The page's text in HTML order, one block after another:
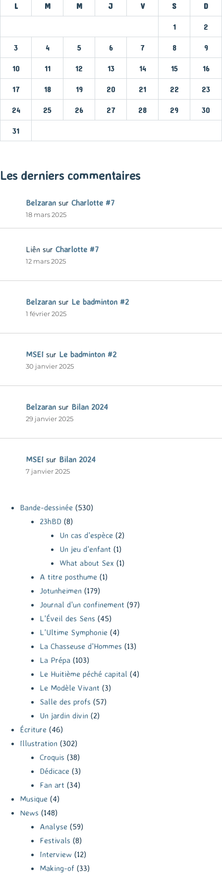
L M M J V S D
1 2
3 4 5 6 7 8 9
10 11 12 13 14 15 16
17 18 19 20 21 22 23
24 25 26 27 28 29 30
31
Les derniers commentaires
Belzaran sur Charlotte #7
18 mars 2025
Liên sur Charlotte #7
12 mars 2025
Belzaran sur Le badminton #2
1 février 2025
MSEI sur Le badminton #2
30 janvier 2025
Belzaran sur Bilan 2024
29 janvier 2025
MSEI sur Bilan 2024
7 janvier 2025
Bande-dessinée (530)
23hBD (8)
Un cas d'espèce (2)
Un jeu d'enfant (1)
What about Sex (1)
A titre posthume (1)
Jotunheimen (179)
Journal d'un confinement (97)
L'Éveil des Sens (45)
L'Ultime Symphonie (4)
La Chasseuse d'Hommes (13)
La Prépa (103)
Le Huitième péché capital (4)
Le Modèle Vivant (3)
Salle des profs (57)
Un jardin divin (2)
Écriture (46)
Illustration (302)
Croquis (38)
Dédicace (3)
Fan art (34)
Musique (4)
News (148)
Analyse (59)
Festivals (8)
Interview (12)
Making-of (33)